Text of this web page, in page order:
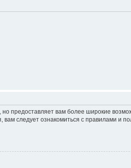
предоставляет вам более широкие
следует ознакомиться с правилами и